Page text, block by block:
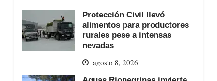
Protección Civil llevó
alimentos para productores
rurales pese a intensas
nevadas
agosto 8, 2026